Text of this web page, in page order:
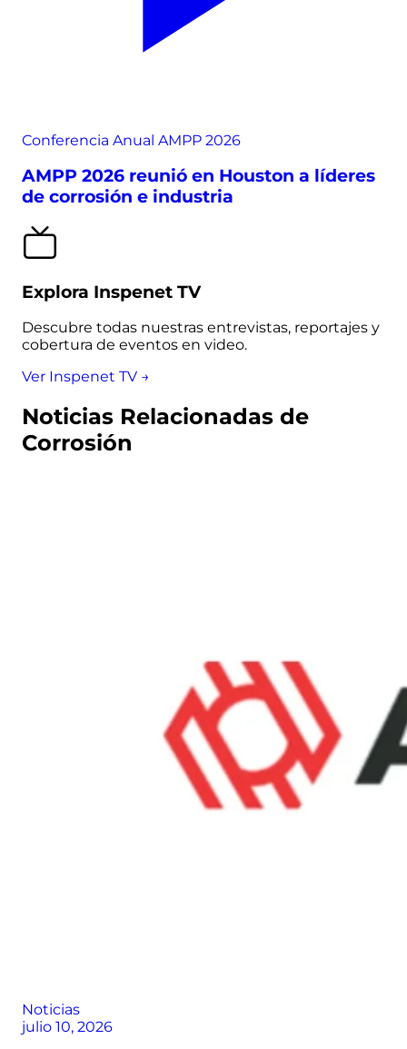
Conferencia Anual AMPP 2026
AMPP 2026 reunió en Houston a líderes
de corrosión e industria
Explora Inspenet TV
Descubre todas nuestras entrevistas, reportajes y
cobertura de eventos en video.
Ver Inspenet TV →
Noticias Relacionadas de
Corrosión
Noticias
julio 10, 2026